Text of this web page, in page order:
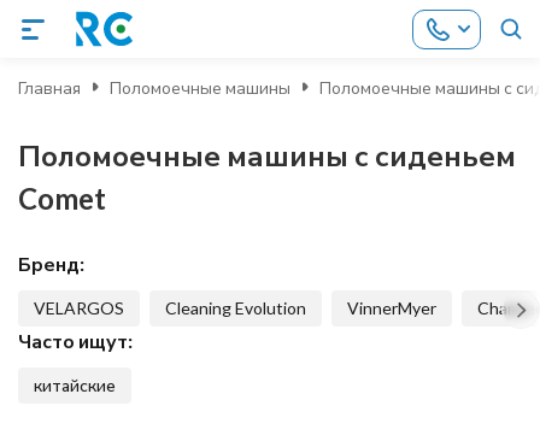
Главная Поломоечные машины Поломоечные машины с
Поломоечные машины с сиденьем
Comet
Бренд:
VELARGOS Cleaning Evolution VinnerMyer
Часто ищут:
китайские